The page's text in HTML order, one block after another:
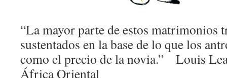
“La mayor parte de estos matrimonios
sustentados en la base de lo que los
como el precio de la novia.” Louis
África Oriental